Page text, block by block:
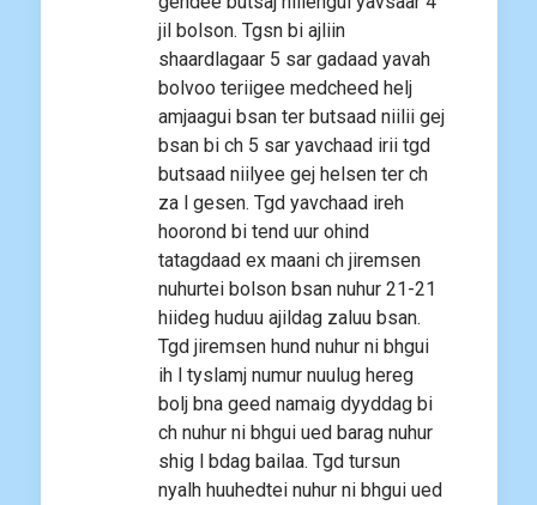
jil bolson. Tgsn bi ajliin
shaardlagaar 5 sar gadaad yavah
bolvoo teriigee medcheed helj
amjaagui bsan ter butsaad niilii gej
bsan bi ch 5 sar yavchaad irii tgd
butsaad niilyee gej helsen ter ch
za l gesen. Tgd yavchaad ireh
hoorond bi tend uur ohind
tatagdaad ex maani ch jiremsen
nuhurtei bolson bsan nuhur 21-21
hiideg huduu ajildag zaluu bsan.
Tgd jiremsen hund nuhur ni bhgui
ih l tyslamj numur nuulug hereg
bolj bna geed namaig dyyddag bi
ch nuhur ni bhgui ued barag nuhur
shig l bdag bailaa. Tgd tursun
nyalh huuhedtei nuhur ni bhgui ued